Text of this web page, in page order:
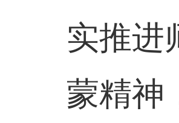
实推进
蒙精神